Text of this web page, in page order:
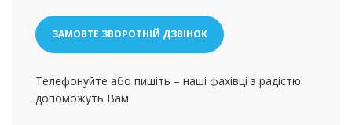
ЗАМОВТЕ ЗВОРОТНІЙ ДЗВІНОК
Телефонуйте або пишіть – наші фахівці з радістю
допоможуть Вам.